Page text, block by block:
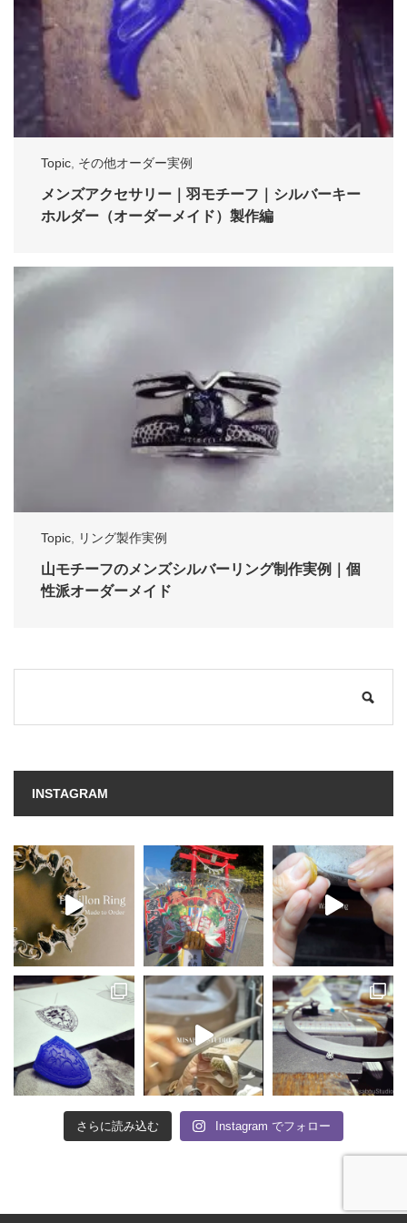
Topic, その他オーダー実例
メンズアクセサリー｜羽モチーフ｜シルバーキー
ホルダー（オーダーメイド）製作編
Topic リング製作実例
山モチーフのメンズシルバーリング制作実例｜個
性派オーダーメイド
INSTAGRAM
さらに読み込む Instagram でフォロー